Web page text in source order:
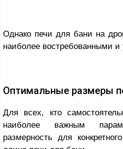
Однако печи для бани на
наиболее востребованными
Оптимальные размеры
Для всех, кто
наиболее важным
размерность для